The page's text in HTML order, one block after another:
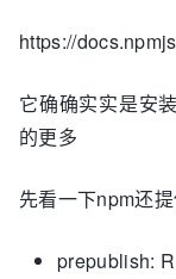
https://
它确确实实是安
的更多
先看一下npm还
prepublish: